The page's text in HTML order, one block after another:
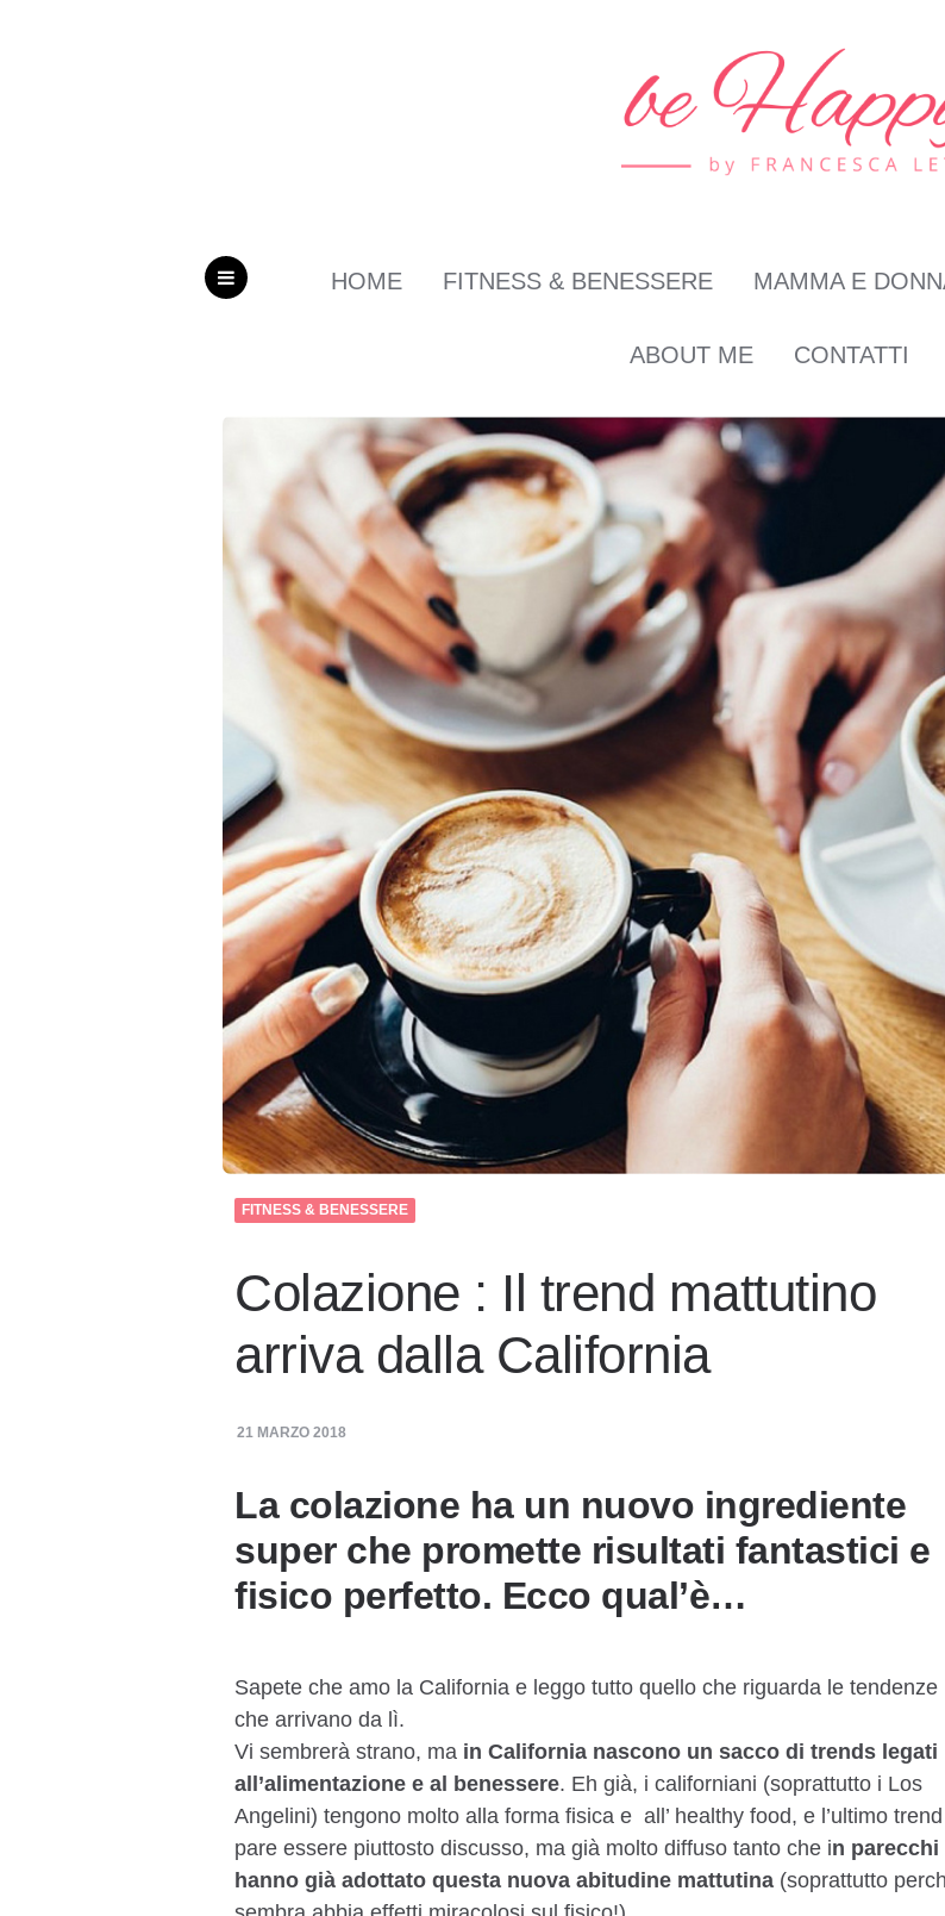
HOME FITNESS & BENESSERE MAMMA E
ABOUT ME
CONTATTI
FITNESS & BENESSERE
Colazione : Il trend mattutino
arriva dalla California
21 MARZO 2018
La colazione ha un nuovo ingrediente
super che promette risultati fantastici e
fisico perfetto. Ecco qual’è…
Sapete che amo la California e leggo tutto quello che riguarda le tendenze
che arrivano da lì.
Vi sembrerà strano, ma in California nascono un sacco di trends legati
all’alimentazione e al benessere. Eh già, i californiani (soprattutto i Los
Angelini) tengono molto alla forma fisica e all’ healthy food, e l’ultimo trend
pare essere piuttosto discusso, ma già molto diffuso tanto che in parecchi
hanno già adottato questa nuova abitudine mattutina (soprattutto